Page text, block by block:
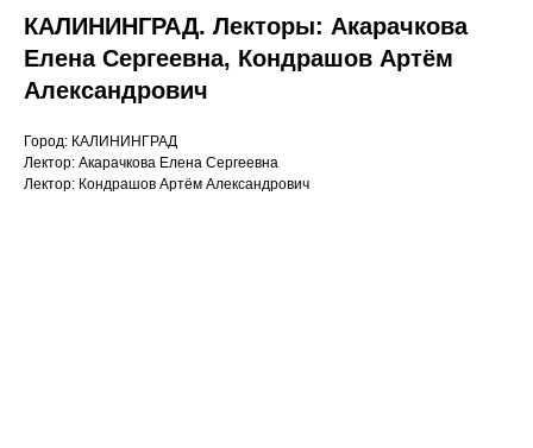
КАЛИНИНГРАД. Лекторы: Акарачкова
Елена Сергеевна, Кондрашов Артём
Александрович
Город: КАЛИНИНГРАД
Лектор: Акарачкова Елена Сергеевна
Лектор: Кондрашов Артём Александрович